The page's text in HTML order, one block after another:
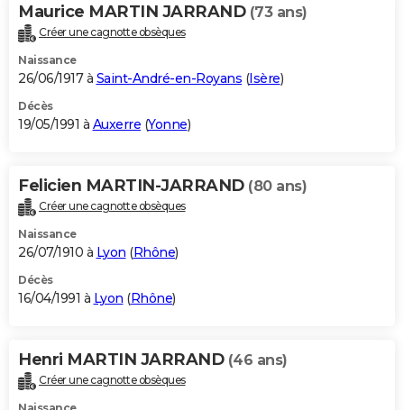
Maurice MARTIN JARRAND (73 ans)
Créer une cagnotte obsèques
Naissance
26/06/1917 à Saint-André-en-Royans (Isère)
Décès
19/05/1991 à Auxerre (Yonne)
Felicien MARTIN-JARRAND (80 ans)
Créer une cagnotte obsèques
Naissance
26/07/1910 à Lyon (Rhône)
Décès
16/04/1991 à Lyon (Rhône)
Henri MARTIN JARRAND (46 ans)
Créer une cagnotte obsèques